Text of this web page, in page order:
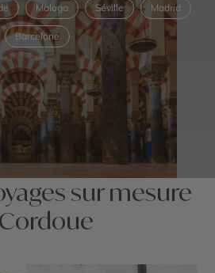
Malaga Séville Madrid
Barcelone
sur mesure